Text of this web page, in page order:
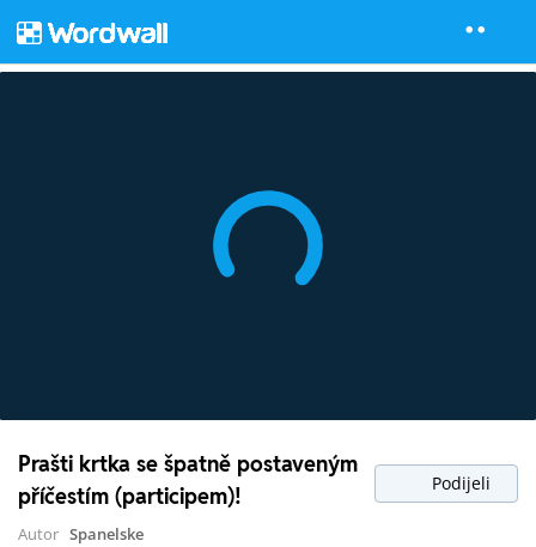
Prašti krtka se špatně postaveným
příčestím (participem)!
Podijeli
Autor Spanelske